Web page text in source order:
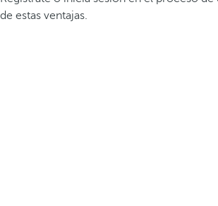
de estas ventajas.